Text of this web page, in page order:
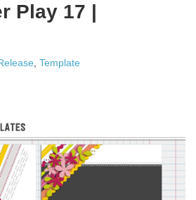
Play 17 |
Template